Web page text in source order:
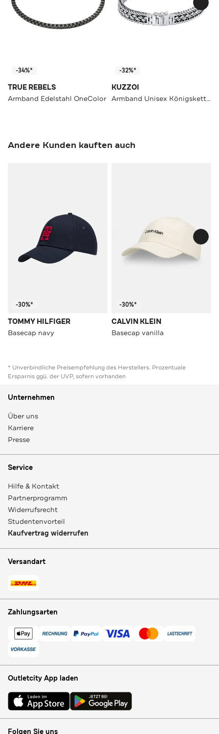
-34%*
TRUE REBELS
Armband Edelstahl OneColor
-32%*
KUZZOI
Armband Unisex Königskette Kastenverschluss 925er Silber Silber
Andere Kunden kauften auch
-30%*
TOMMY HILFIGER
Basecap navy
-30%*
CALVIN KLEIN
Basecap vanilla
* Unverbindliche Preisempfehlung des Herstellers. Prozentuale
Ersparnis ggü. der UVP, sofern vorhanden
Unternehmen
Über uns
Karriere
Presse
Service
Hilfe & Kontakt
Partnerprogramm
Widerrufsrecht
Studentenvorteil
Kaufvertrag widerrufen
Versandart
Zahlungsarten
Outletcity App laden
Folgen Sie uns